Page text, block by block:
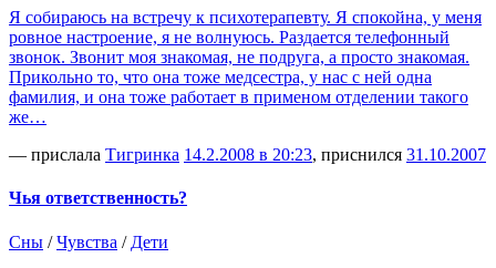
Я собираюсь на встречу к психотерапевту. Я спокойна, у меня
ровное настроение, я не волнуюсь. Раздается телефонный
звонок. Звонит моя знакомая, не подруга, а просто знакомая.
Прикольно то, что она тоже медсестра, у нас с ней одна
фамилия, и она тоже работает в применом отделении такого
же…
— прислала Тигринка 14.2.2008 в 20:23, приснился 31.10.2007
Чья ответственность?
Сны /Чувства / Дети